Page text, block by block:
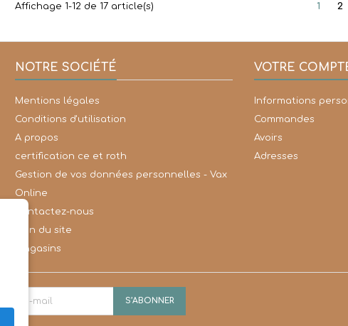
Affichage 1-12 de 17 article(s) 1 2
NOTRE SOCIÉTÉ
Mentions légales
Conditions d'utilisation
A propos
certification ce et roth
Gestion de vos données personnelles - Vax
Online
Contactez-nous
Plan du site
Magasins
VOTRE
Informations
Commandes
Avoirs
Adresses